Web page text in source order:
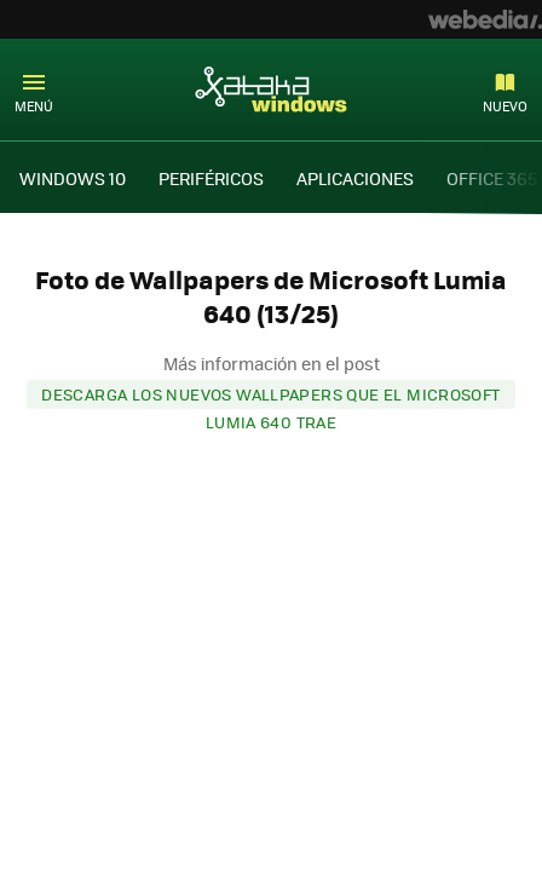
MENÚ NUEVO
WINDOWS 10 PERIFÉRICOS APLICACIONES OFFICE 365
Foto de Wallpapers de Microsoft Lumia
640 (13/25)
Más información en el post
DESCARGA LOS NUEVOS WALLPAPERS QUE EL MICROSOFT
LUMIA 640 TRAE